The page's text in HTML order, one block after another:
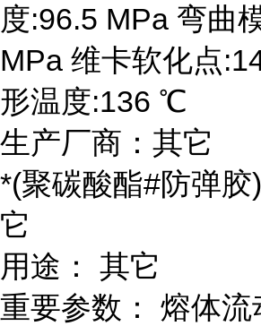
度:96.5 MPa 弯曲
MPa 维卡软化点
形温度:136 ℃
生产厂商：其它
*(聚碳酸酯#防弹胶
它
用途： 其它
重要参数： 熔体流